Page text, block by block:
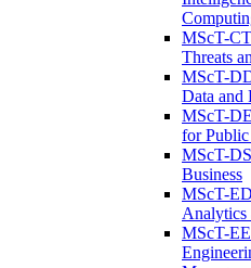
MScT-
Threats
MScT-
Data and
MScT-
for
MScT-
Business
MScT-
Analytics
MScT-